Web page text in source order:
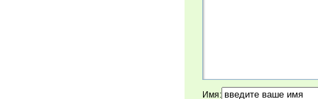
Имя: